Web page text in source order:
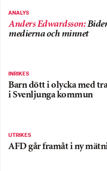
ANALYS
Anders Edwardsson:
medierna och minnet
INRIKES
Barn dött i olycka med
i Svenljunga kommun
UTRIKES
AFD går framåt i ny